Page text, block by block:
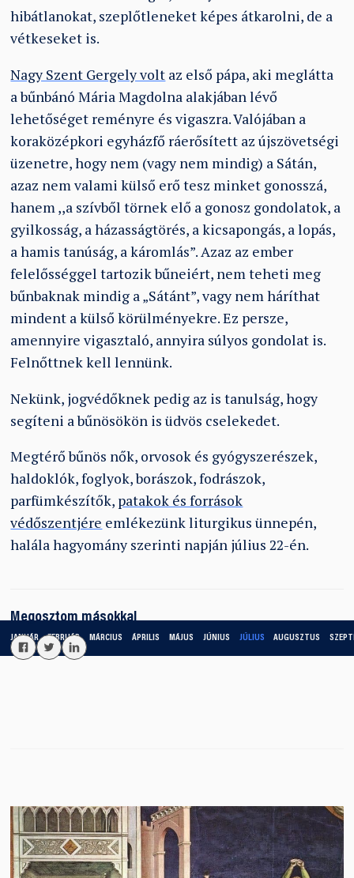
JANUÁR FEBRUÁR MÁRCIUS ÁPRILIS MÁJUS JÚNIUS JÚLIUS AUGUSZTUS
hibátlanokat, szeplőtleneket képes átkarolni, de a
vétkeseket is.
Nagy Szent Gergely volt az első pápa, aki meglátta
a bűnbánó Mária Magdolna alakjában lévő
lehetőséget reményre és vigaszra. Valójában a
koraközépkori egyházfő ráerősített az újszövetségi
üzenetre, hogy nem (vagy nem mindig) a Sátán,
azaz nem valami külső erő tesz minket gonosszá,
hanem ,,a szívből törnek elő a gonosz gondolatok, a
gyilkosság, a házasságtörés, a kicsapongás, a lopás,
a hamis tanúság, a káromlás”. Azaz az ember
felelősséggel tartozik bűneiért, nem teheti meg
bűnbaknak mindig a „Sátánt”, vagy nem háríthat
mindent a külső körülményekre. Ez persze,
amennyire vigasztaló, annyira súlyos gondolat is.
Felnőttnek kell lennünk.
Nekünk, jogvédőknek pedig az is tanulság, hogy
segíteni a bűnösökön is üdvös cselekedet.
Megtérő bűnös nők, orvosok és gyógyszerészek,
haldoklók, foglyok, borászok, fodrászok,
parfümkészítők, patakok és források
védőszentjére emlékezünk liturgikus ünnepén,
halála hagyomány szerinti napján július 22-én.
Megosztom másokkal